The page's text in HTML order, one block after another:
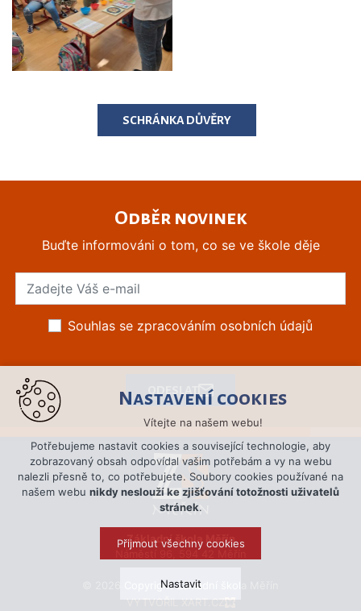
SCHRÁNKA DŮVĚRY
Odběr novinek
Buďte informováni o tom, co se ve škole děje
Souhlas se zpracováním osobních údajů
Základní škola Měřín
Náměstí 96, 594 42 Měřín
© 2026 Copyright Základní škola Měřín
VYTVOŘIL XART.CZ
Nastavení cookies
Vítejte na našem webu!
Potřebujeme nastavit cookies a související technologie, aby
zobrazovaný obsah odpovídal vašim potřebám a vy na webu
nalezli přesně to, co potřebujete. Soubory cookies používané na
našem webu nikdy neslouží ke zjišťování totožnosti uživatelů
stránek.
Přijmout všechny cookies
Nastavit